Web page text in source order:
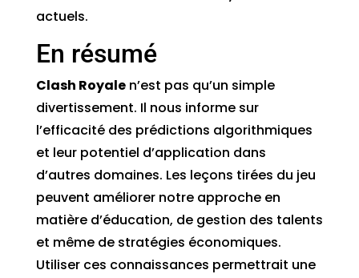
actuels.
En résumé
Clash Royalen’est pas qu’un simple
divertissement. Il nous informe sur
l’efficacité des prédictions algorithmiques
et leur potentiel d’application dans
d’autres domaines. Les leçons tirées du jeu
peuvent améliorer notre approche en
matière d’éducation, de gestion des talents
et même de stratégies économiques.
Utiliser ces connaissances permettrait une